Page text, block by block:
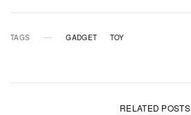
TAGS GADGET TOY
RELATED POSTS